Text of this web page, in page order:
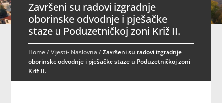
Završeni su radovi izgradnje
oborinske odvodnje i pješačke
staze u Poduzetničkoj zoni Križ II.
Home/Vijesti- Naslovna /Završeni su radovi izgradnje
oborinske odvodnje i pješačke staze u Poduzetničkoj zoni
Križ II.